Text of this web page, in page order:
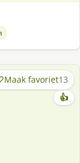
Maak favoriet13
👍